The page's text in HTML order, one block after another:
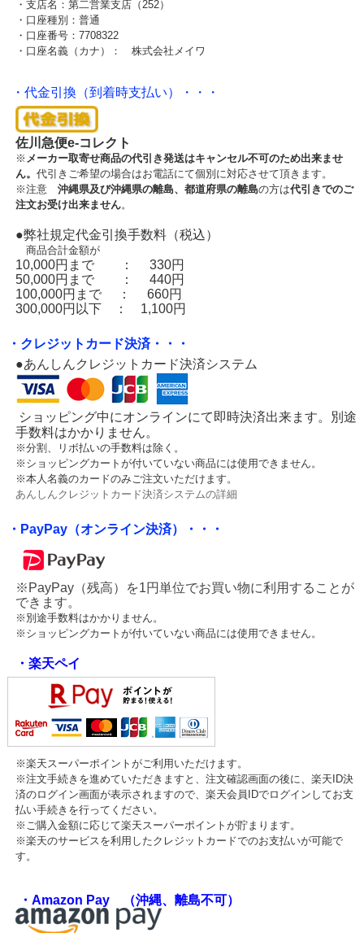
・支店名：第二営業支店（252）
・口座種別：普通
・口座番号：7708322
・口座名義（カナ）： 株式会社メイワ
・代金引換（到着時支払い）・・・
佐川急便e-コレクト
※ メーカー取寄せ商品の代引き発送はキャンセル不可のため出来ませ
ん。 代引きご希望の場合はお電話にて個別に対応させて頂きます。
※注意 沖縄県及び沖縄県の離島、都道府県の離島の方は代引きでのご
注文お受け出来ません。
●弊社規定代金引換手数料（税込）
商品合計金額が
10,000円まで ： 330円
50,000円まで ： 440円
100,000円まで ： 660円
300,000円以下 ： 1,100円
・クレジットカード決済・・・
●あんしんクレジットカード決済システム
ショッピング中にオンラインにて即時決済出来ます。別途
手数料はかかりません。
※分割、リボ払いの手数料は除く。
※ショッピングカートが付いていない商品には使用できません。
※本人名義のカードのみご注文いただけます。
あんしんクレジットカード決済システムの詳細
・PayPay（オンライン決済）・・・
※PayPay（残高）を1円単位でお買い物に利用することが
できます。
※別途手数料はかかりません。
※ショッピングカートが付いていない商品には使用できません。
・楽天ペイ
※楽天スーパーポイントがご利用いただけます。
※注文手続きを進めていただきますと、注文確認画面の後に、楽天ID決
済のログイン画面が表示されますので、楽天会員IDでログインしてお支
払い手続きを行ってください。
※ご購入金額に応じて楽天スーパーポイントが貯まります。
※楽天のサービスを利用したクレジットカードでのお支払いが可能で
す。
・Amazon Pay （沖縄、離島不可）